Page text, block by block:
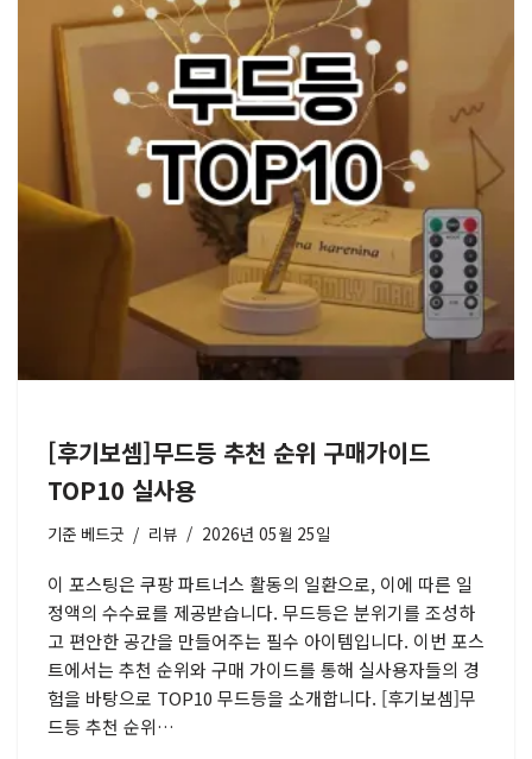
[후기보셈]무드등 추천 순위 구매가이드
TOP10 실사용
기준 베드굿 리뷰 2026년 05월 25일
이 포스팅은 쿠팡 파트너스 활동의 일환으로, 이에 따른 일
정액의 수수료를 제공받습니다. 무드등은 분위기를 조성하
고 편안한 공간을 만들어주는 필수 아이템입니다. 이번 포스
트에서는 추천 순위와 구매 가이드를 통해 실사용자들의 경
험을 바탕으로 TOP10 무드등을 소개합니다. [후기보셈]무
드등 추천 순위…